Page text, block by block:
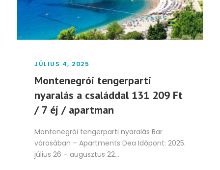
JÚLIUS 4, 2025
Montenegrói tengerparti
nyaralás a családdal 131 209 Ft
/ 7 éj / apartman
Montenegrói tengerparti nyaralás Bar
városában – Apartments Dea Időpont: 2025.
július 26 – augusztus 22...